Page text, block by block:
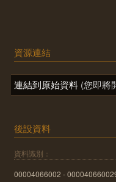
資源連結
連結到原始資料 (您即將
後設資料
資料識別：
00004066002 -